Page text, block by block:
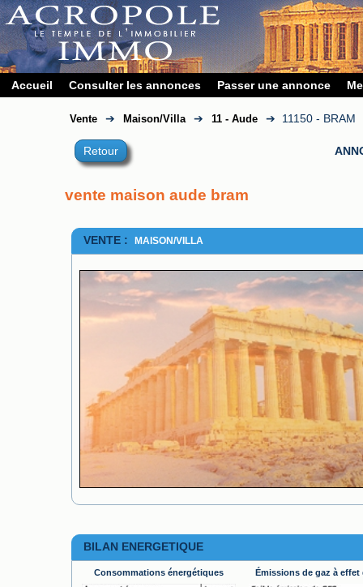
Accueil Consulter les annonces Passer une annonce
Vente ➔ Maison/Villa ➔ 11 - Aude ➔ 11150 - BRAM
Retour
vente maison aude bram
VENTE : MAISON/VILLA
BILAN ENERGETIQUE
Consommations énergétiques Émissions de gaz à effet